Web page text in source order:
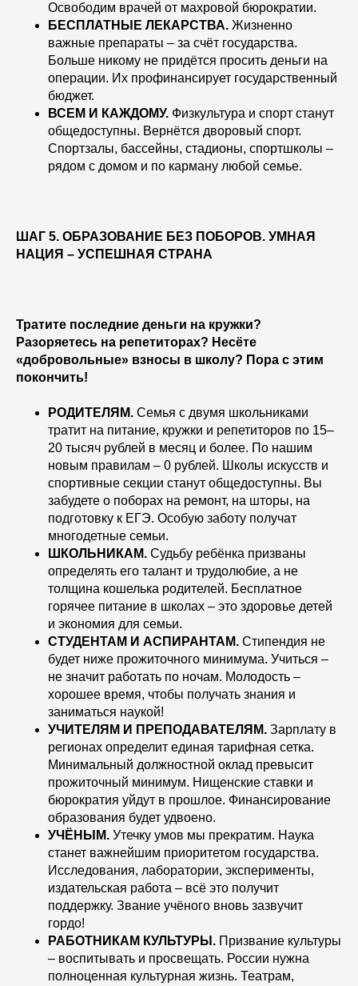
Освободим врачей от махровой бюрократии.
БЕСПЛАТНЫЕ ЛЕКАРСТВА. Жизненно
важные препараты – за счёт государства.
Больше никому не придётся просить деньги на
операции. Их профинансирует государственный
бюджет.
ВСЕМ И КАЖДОМУ. Физкультура и спорт станут
общедоступны. Вернётся дворовый спорт.
Спортзалы, бассейны, стадионы, спортшколы –
рядом с домом и по карману любой семье.
ШАГ 5. ОБРАЗОВАНИЕ БЕЗ ПОБОРОВ. УМНАЯ
НАЦИЯ – УСПЕШНАЯ СТРАНА
Тратите последние деньги на кружки?
Разоряетесь на репетиторах? Несёте
«добровольные» взносы в школу? Пора с этим
покончить!
РОДИТЕЛЯМ. Семья с двумя школьниками
тратит на питание, кружки и репетиторов по 15–
20 тысяч рублей в месяц и более. По нашим
новым правилам – 0 рублей. Школы искусств и
спортивные секции станут общедоступны. Вы
забудете о поборах на ремонт, на шторы, на
подготовку к ЕГЭ. Особую заботу получат
многодетные семьи.
ШКОЛЬНИКАМ. Судьбу ребёнка призваны
определять его талант и трудолюбие, а не
толщина кошелька родителей. Бесплатное
горячее питание в школах – это здоровье детей
и экономия для семьи.
СТУДЕНТАМ И АСПИРАНТАМ. Стипендия не
будет ниже прожиточного минимума. Учиться –
не значит работать по ночам. Молодость –
хорошее время, чтобы получать знания и
заниматься наукой!
УЧИТЕЛЯМ И ПРЕПОДАВАТЕЛЯМ. Зарплату в
регионах определит единая тарифная сетка.
Минимальный должностной оклад превысит
прожиточный минимум. Нищенские ставки и
бюрократия уйдут в прошлое. Финансирование
образования будет удвоено.
УЧЁНЫМ. Утечку умов мы прекратим. Наука
станет важнейшим приоритетом государства.
Исследования, лаборатории, эксперименты,
издательская работа – всё это получит
поддержку. Звание учёного вновь зазвучит
гордо!
РАБОТНИКАМ КУЛЬТУРЫ. Призвание культуры
– воспитывать и просвещать. России нужна
полноценная культурная жизнь. Театрам,